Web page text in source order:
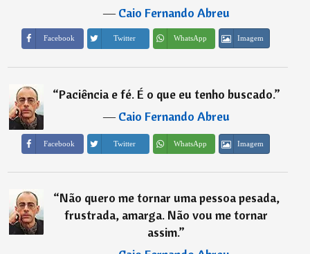
―Caio Fernando Abreu
Facebook Twitter WhatsApp Imagem
“Paciência e fé. É o que eu tenho buscado.”
―Caio Fernando Abreu
Facebook Twitter WhatsApp Imagem
“Não quero me tornar uma pessoa pesada,
frustrada, amarga. Não vou me tornar
assim.”